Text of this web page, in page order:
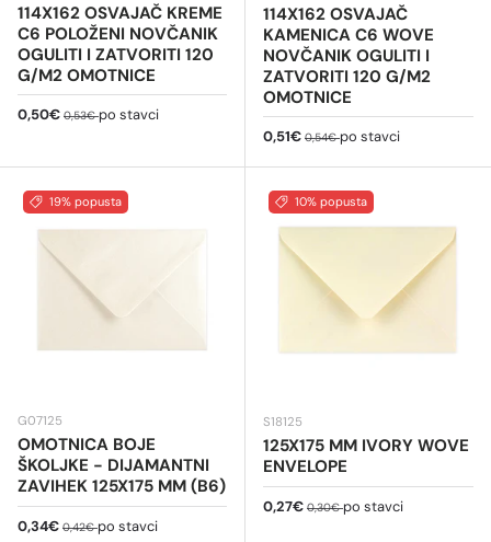
114X162 OSVAJAČ KREME
C6 POLOŽENI NOVČANIK
OGULITI I ZATVORITI 120
G/M2 OMOTNICE
Cijena na sniženju
0,50€ Redovna cijena
0,53€po stavci
114X162 OSVAJAČ
KAMENICA C6 WOVE
NOVČANIK OGULITI I
ZATVORITI 120 G/M2
OMOTNICE
Cijena na sniženju
0,51€ Redovna cijena
0,54€po stavci
19% popusta
G07125
OMOTNICA BOJE
ŠKOLJKE - DIJAMANTNI
ZAVIHEK 125X175 MM (B6)
Cijena na sniženju
0,34€ Redovna cijena
0,42€po stavci
10% popusta
S18125
125X175 MM IVORY WOVE
ENVELOPE
Cijena na sniženju
0,27€ Redovna cijena
0,30€po stavci